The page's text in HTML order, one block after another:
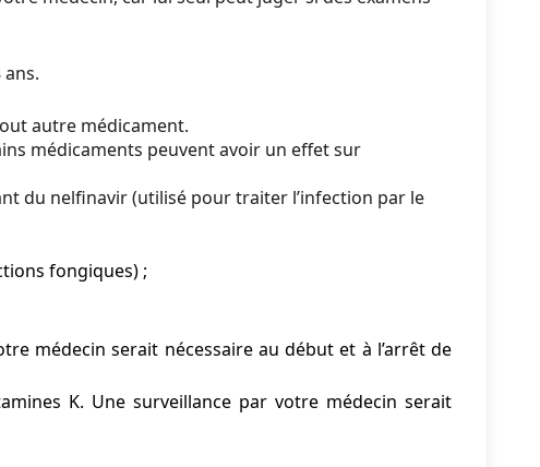
ans.
autre médicament.
médicaments peuvent avoir un effet sur
du nelfinavir (utilisé pour traiter l’infection par le
fongiques) ;
médecin serait nécessaire au début et à l’arrêt de
K. Une surveillance par votre médecin serait